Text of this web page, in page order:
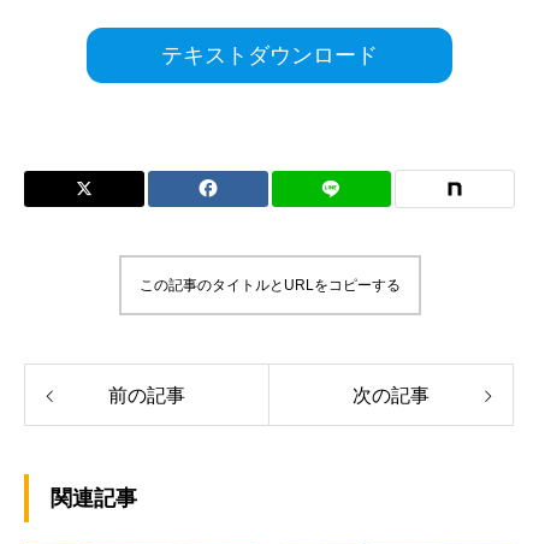
テキストダウンロード
この記事のタイトルとURLをコピーする
前の記事 次の記事
関連記事